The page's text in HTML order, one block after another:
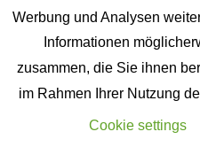
Werbung und Analysen
Informationen
zusammen, die Sie ihnen
im Rahmen Ihrer Nutzung
Cookie settings